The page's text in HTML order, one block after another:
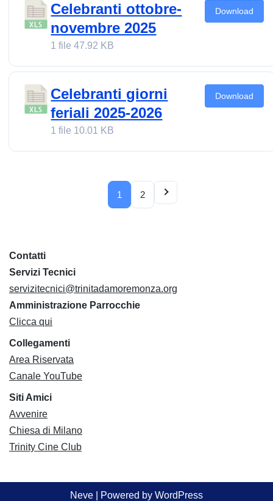
Celebranti ottobre-
novembre 2025
1 file47.92 KB
Download
Celebranti giorni
feriali 2025-2026
1 file 10.01 KB
Download
1 2
Contatti
Servizi Tecnici
servizitecnici@trinitadamoremonza.org
Amministrazione Parrocchie
Clicca qui
Collegamenti
Area Riservata
Canale YouTube
Siti Amici
Avvenire
Chiesa di Milano
Trinity Cine Club
Neve | Powered by WordPress